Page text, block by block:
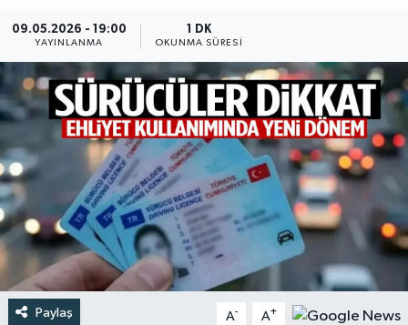
09.05.2026 - 19:00
YAYINLANMA
1 DK
OKUNMA SÜRESI
Paylaş A- A+
Spor
Türkiye
Yaşam